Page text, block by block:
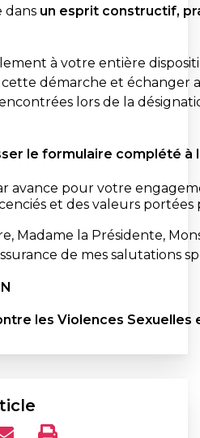
dans un esprit constructif,
à votre entière
démarche et échanger
lors de la
le formulaire complété à
avance pour votre
et des valeurs portées
Madame la Présidente,
de mes salutations
les Violences Sexuelles